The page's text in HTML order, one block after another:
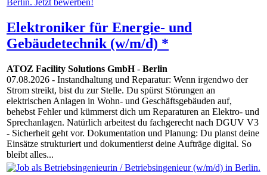
Elektroniker für Energie- und
Gebäudetechnik (w/m/d) *
ATOZ Facility Solutions GmbH- Berlin
07.08.2026 - Instandhaltung und Reparatur: Wenn irgendwo der
Strom streikt, bist du zur Stelle. Du spürst Störungen an
elektrischen Anlagen in Wohn- und Geschäftsgebäuden auf,
behebst Fehler und kümmerst dich um Reparaturen an Elektro- und
Sprechanlagen. Natürlich arbeitest du fachgerecht nach DGUV V3
- Sicherheit geht vor. Dokumentation und Planung: Du planst deine
Einsätze strukturiert und dokumentierst deine Aufträge digital. So
bleibt alles...